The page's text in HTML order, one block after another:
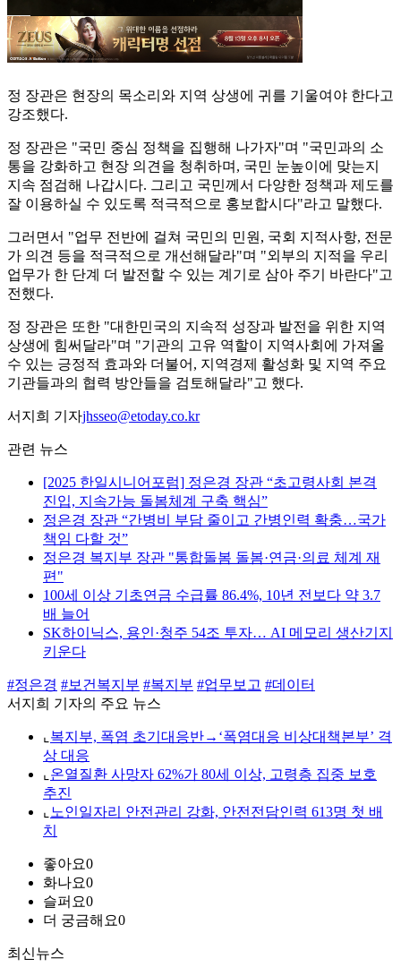
정 장관은 현장의 목소리와 지역 상생에 귀를 기울여야 한다고
강조했다.
정 장관은 "국민 중심 정책을 집행해 나가자"며 "국민과의 소
통을 강화하고 현장 의견을 청취하며, 국민 눈높이에 맞는지
지속 점검해 나갑시다. 그리고 국민께서 다양한 정책과 제도를
잘 이용하실 수 있도록 적극적으로 홍보합시다"라고 말했다.
그러면서 "업무 전반에 걸쳐 국민의 민원, 국회 지적사항, 전문
가 의견 등을 적극적으로 개선해달라"며 "외부의 지적을 우리
업무가 한 단계 더 발전할 수 있는 계기로 삼아 주기 바란다"고
전했다.
정 장관은 또한 "대한민국의 지속적 성장과 발전을 위한 지역
상생에 힘써달라"며 "기관의 고유 역할이 지역사회에 가져올
수 있는 긍정적 효과와 더불어, 지역경제 활성화 및 지역 주요
기관들과의 협력 방안들을 검토해달라"고 했다.
서지희 기자jhsseo@etoday.co.kr
관련 뉴스
[2025 한일시니어포럼] 정은경 장관 “초고령사회 본격
진입, 지속가능 돌봄체계 구축 핵심”
정은경 장관 “간병비 부담 줄이고 간병인력 확충…국가
책임 다할 것”
정은경 복지부 장관 "통합돌봄 돌봄·연금·의료 체계 재
편"
100세 이상 기초연금 수급률 86.4%, 10년 전보다 약 3.7
배 늘어
SK하이닉스, 용인·청주 54조 투자… AI 메모리 생산기지
키운다
#정은경 #보건복지부 #복지부 #업무보고 #데이터
서지희 기자의 주요 뉴스
⌞ 복지부, 폭염 초기대응반→‘폭염대응 비상대책본부’ 격
상 대응
⌞ 온열질환 사망자 62%가 80세 이상, 고령층 집중 보호
추진
⌞ 노인일자리 안전관리 강화, 안전전담인력 613명 첫 배
치
좋아요0
화나요0
슬퍼요0
더 궁금해요0
최신뉴스